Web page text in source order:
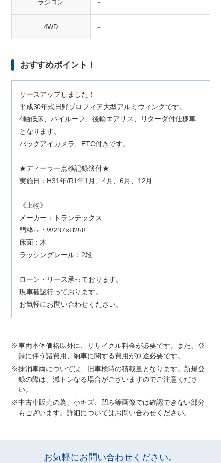
ラジコン －
4WD －
おすすめポイント！
リースアップしました！
平成30年式日野プロフィア大型アルミウィングです。
4軸低床、ハイルーフ、後輪エアサス、リターダ付仕様車
となります。
バックアイカメラ、ETC付きです。
★ディーラー点検記録簿付★
実施日：H31年/R1年1月、4月、6月、12月
《上物》
メーカー：トランテックス
門枠㎝：W237×H258
床面：木
ラッシングレール：2段
ローン・リース承っております。
現車確認行っております。
お気軽にお問い合わせください。
車両本体価格以外に、リサイクル料金が必要です。また、登
録に伴う諸費用、納車に関する費用が別途必要です。
抹消車両については、旧車検時の積載量となります。新規登
録の際は、減トンなる場合がございますのでご注意くださ
い。
中古車販売の為、小キズ、凹み等画像では確認できない部分
もございます。詳細についてはお問い合わせください。
お気軽にお問い合わせください。